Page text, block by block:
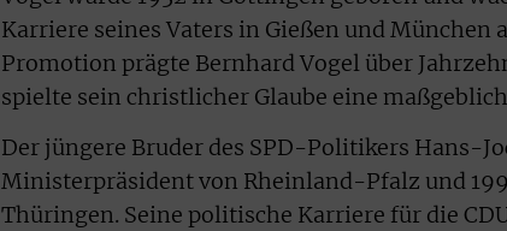
Karriere seines Vaters in Gießen und
Promotion prägte Bernhard Vogel über
spielte sein christlicher Glaube eine
Der jüngere Bruder des SPD-Politikers Hans-
Ministerpräsident von Rheinland-Pfalz und
Thüringen. Seine politische Karriere für die